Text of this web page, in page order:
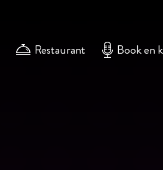
Restaurant Book en